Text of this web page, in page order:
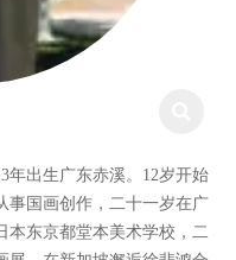
年出生广东赤溪。12岁开始
事国画创作，二十一岁在广
本东京都堂本美术学校，二